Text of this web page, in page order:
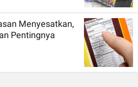
Menyesatkan,
Pentingnya